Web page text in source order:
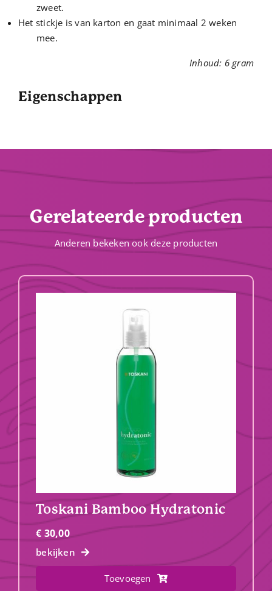
zweet.
Het stickje is van karton en gaat minimaal 2 weken
mee.
Inhoud: 6 gram
Eigenschappen
Gerelateerde producten
Anderen bekeken ook deze producten
Toskani Bamboo Hydratonic
€ 30,00
bekijken
Toevoegen